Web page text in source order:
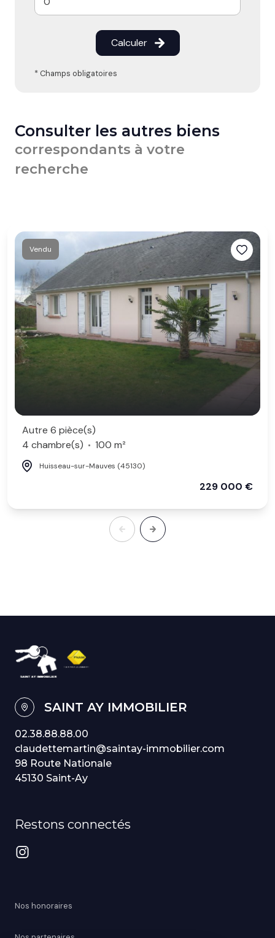
Calculer
* Champs obligatoires
Consulter les autres biens
correspondants à votre
recherche
Vendu
Autre 6 pièce(s)
4 chambre(s)
100 m²
Huisseau-sur-Mauves (45130)
229 000 €
SAINT AY IMMOBILIER
02.38.88.88.00
claudettemartin@saintay-immobilier.com
98 Route Nationale
45130 Saint-Ay
Restons connectés
Nos honoraires